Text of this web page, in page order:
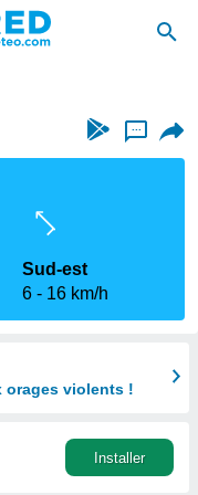
...
Sud-est
6
16 km/h
orages violents !
Installer